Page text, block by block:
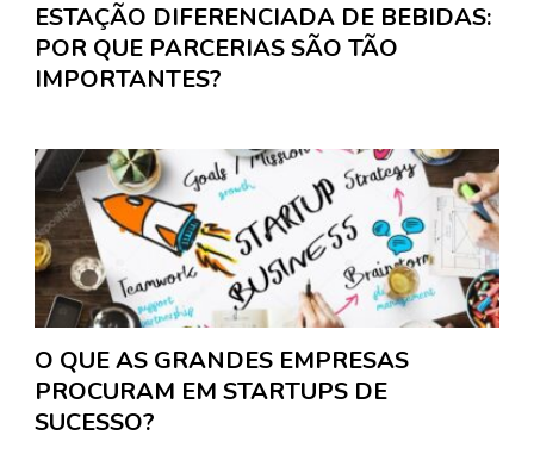
ESTAÇÃO DIFERENCIADA DE BEBIDAS:
POR QUE PARCERIAS SÃO TÃO
IMPORTANTES?
O QUE AS GRANDES EMPRESAS
PROCURAM EM STARTUPS DE
SUCESSO?